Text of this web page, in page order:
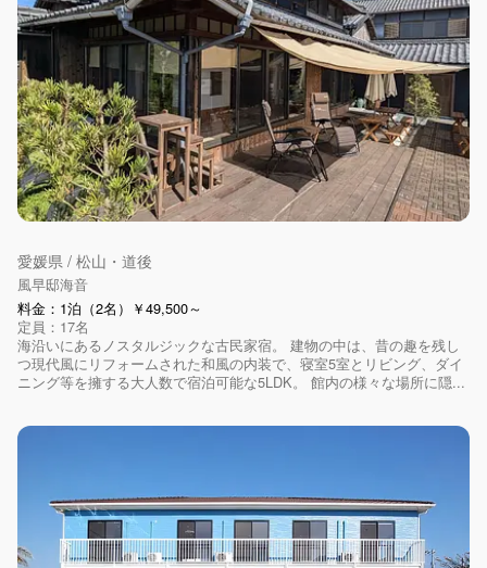
愛媛県 / 松山・道後
風早邸海音
料金：1泊（2名）￥49,500～
定員：17名
海沿いにあるノスタルジックな古民家宿。 建物の中は、昔の趣を残し
つ現代風にリフォームされた和風の内装で、寝室5室とリビング、ダイ
ニング等を擁する大人数で宿泊可能な5LDK。 館内の様々な場所に隠...